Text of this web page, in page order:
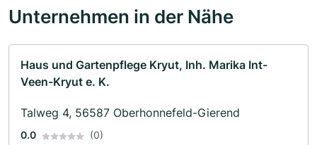
Unternehmen in der Nähe
Haus und Gartenpflege Kryut, Inh. Marika Int-
Veen-Kryut e. K.
Talweg 4, 56587 Oberhonnefeld-Gierend
0.0 (0)